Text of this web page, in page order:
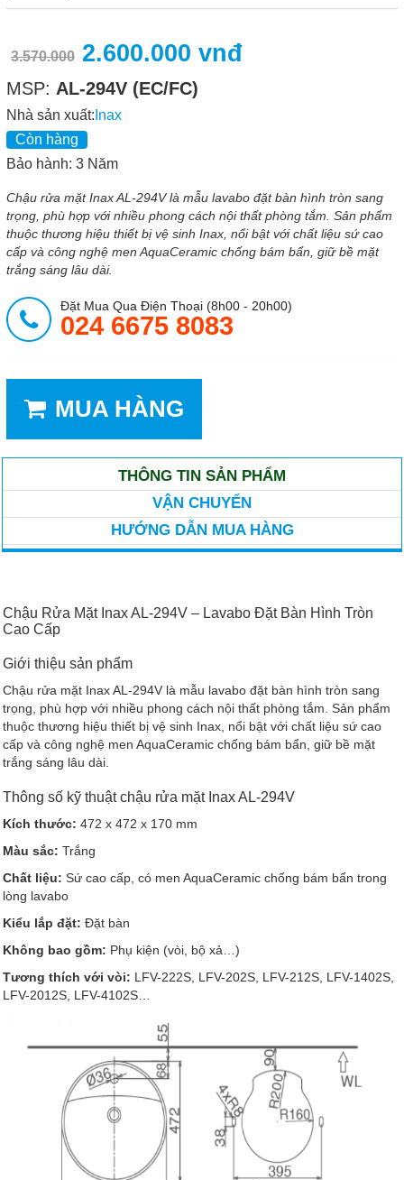
3.570.000 2.600.000 vnđ
MSP: AL-294V (EC/FC)
Nhà sản xuất: Inax
Còn hàng
Bảo hành: 3 Năm
Chậu rửa mặt Inax AL-294V là mẫu lavabo đặt bàn hình tròn sang
trọng, phù hợp với nhiều phong cách nội thất phòng tắm. Sản phẩm
thuộc thương hiệu thiết bị vệ sinh Inax, nổi bật với chất liệu sứ cao
cấp và công nghệ men AquaCeramic chống bám bẩn, giữ bề mặt
trắng sáng lâu dài.
Đặt Mua Qua Điện Thoại (8h00 - 20h00)
024 6675 8083
MUA HÀNG
THÔNG TIN SẢN PHẨM
VẬN CHUYỂN
HƯỚNG DẪN MUA HÀNG
Chậu Rửa Mặt Inax AL-294V – Lavabo Đặt Bàn Hình Tròn
Cao Cấp
Giới thiệu sản phẩm
Chậu rửa mặt Inax AL-294V là mẫu lavabo đặt bàn hình tròn sang
trọng, phù hợp với nhiều phong cách nội thất phòng tắm. Sản phẩm
thuộc thương hiệu thiết bị vệ sinh Inax, nổi bật với chất liệu sứ cao
cấp và công nghệ men AquaCeramic chống bám bẩn, giữ bề mặt
trắng sáng lâu dài.
Thông số kỹ thuật chậu rửa mặt Inax AL-294V
Kích thước: 472 x 472 x 170 mm
Màu sắc: Trắng
Chất liệu: Sứ cao cấp, có men AquaCeramic chống bám bẩn trong
lòng lavabo
Kiểu lắp đặt: Đặt bàn
Không bao gồm: Phụ kiện (vòi, bộ xả…)
Tương thích với vòi: LFV-222S, LFV-202S, LFV-212S, LFV-1402S,
LFV-2012S, LFV-4102S…